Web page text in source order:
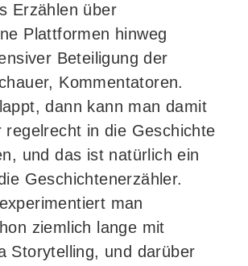
Erzählen über
Plattformen hinweg
Beteiligung der
Kommentatoren.
dann kann man damit
regelrecht in die Geschichte
und das ist natürlich ein
Geschichtenerzähler.
man
ziemlich lange mit
Storytelling, und darüber